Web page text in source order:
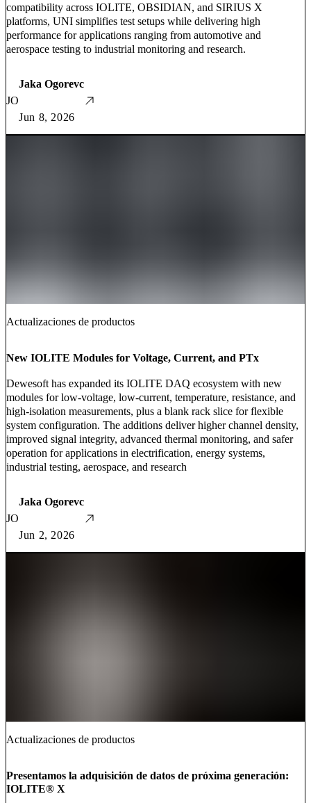
compatibility across IOLITE, OBSIDIAN, and SIRIUS X
platforms, UNI simplifies test setups while delivering high
performance for applications ranging from automotive and
aerospace testing to industrial monitoring and research.
JO
Jaka Ogorevc
Jun 8, 2026
Actualizaciones de productos
New IOLITE Modules for Voltage, Current, and PTx
Dewesoft has expanded its IOLITE DAQ ecosystem with new
modules for low-voltage, low-current, temperature, resistance, and
high-isolation measurements, plus a blank rack slice for flexible
system configuration. The additions deliver higher channel density,
improved signal integrity, advanced thermal monitoring, and safer
operation for applications in electrification, energy systems,
industrial testing, aerospace, and research
JO
Jaka Ogorevc
Jun 2, 2026
Actualizaciones de productos
Presentamos la adquisición de datos de próxima generación:
IOLITE® X